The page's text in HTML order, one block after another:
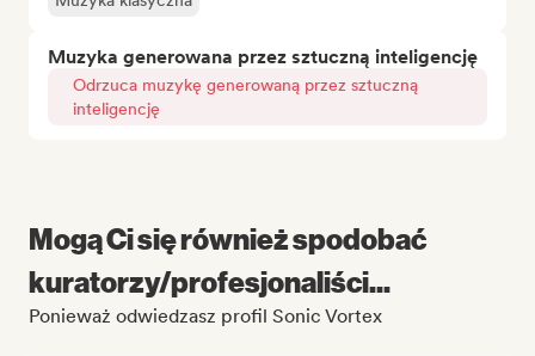
Muzyka generowana przez sztuczną inteligencję
Odrzuca muzykę generowaną przez sztuczną
inteligencję
Mogą Ci się również spodobać
kuratorzy/profesjonaliści...
Ponieważ odwiedzasz profil Sonic Vortex